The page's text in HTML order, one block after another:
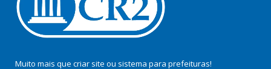
Muito mais que criar site ou sistema para prefeituras!